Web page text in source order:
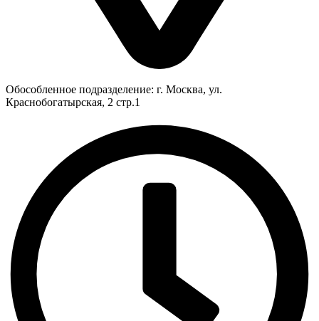
Обособленное подразделение: г. Москва, ул.
Краснобогатырская, 2 стр.1